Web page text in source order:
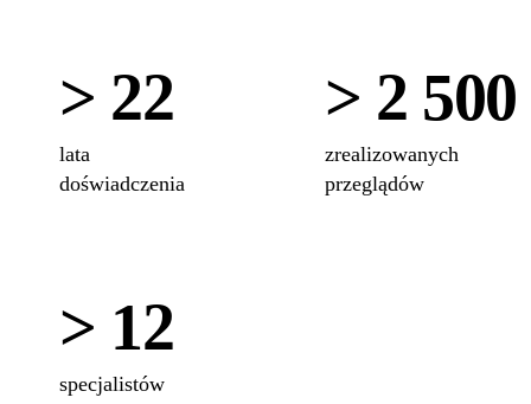
> 22
lata
doświadczenia
> 2 500
zrealizowanych
przeglądów
> 12
specjalistów